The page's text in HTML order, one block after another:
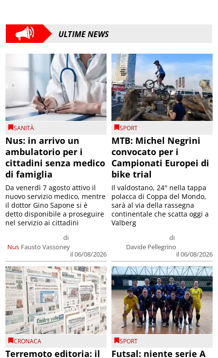
ULTIME NEWS
SANITÀ
Nus: in arrivo un
ambulatorio per i
cittadini senza medico
di famiglia
Nus
di
Fausto Vassoney
il 06/08/2026
Da venerdì 7 agosto attivo il
nuovo servizio medico, mentre
il dottor Gino Sapone si è
detto disponibile a proseguire
nel servizio ai cittadini
SPORT
MTB: Michel Negrini
convocato per i
Campionati Europei di
bike trial
di
Davide Pellegrino
il 06/08/2026
Il valdostano, 24° nella tappa
polacca di Coppa del Mondo,
sarà al via della rassegna
continentale che scatta oggi a
Valberg
CRONACA
Terremoto editoria: il
SPORT
Futsal: niente serie A